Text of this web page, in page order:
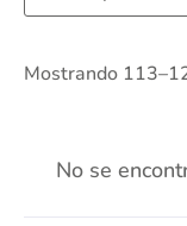
Mostrando
No se